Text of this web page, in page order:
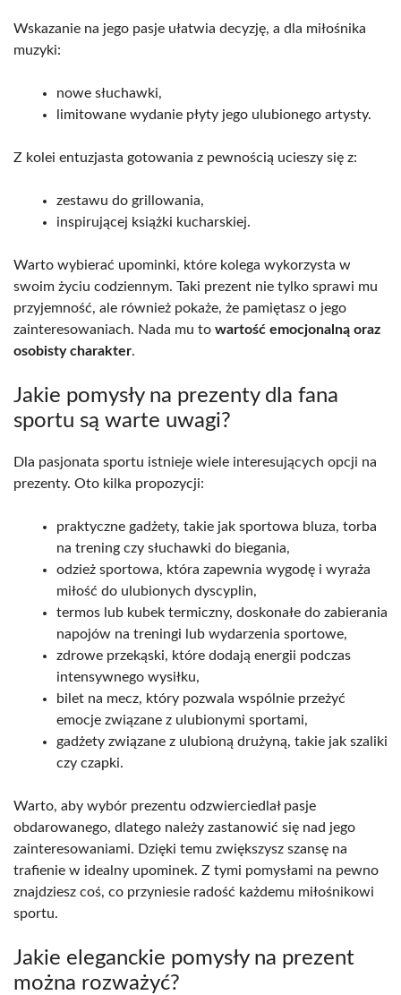
Wskazanie na jego pasje ułatwia decyzję, a dla miłośnika
muzyki:
nowe słuchawki,
limitowane wydanie płyty jego ulubionego artysty.
Z kolei entuzjasta gotowania z pewnością ucieszy się z:
zestawu do grillowania,
inspirującej książki kucharskiej.
Warto wybierać upominki, które kolega wykorzysta w
swoim życiu codziennym. Taki prezent nie tylko sprawi mu
przyjemność, ale również pokaże, że pamiętasz o jego
zainteresowaniach. Nada mu to wartość emocjonalną oraz
osobisty charakter.
Jakie pomysły na prezenty dla fana
sportu są warte uwagi?
Dla pasjonata sportu istnieje wiele interesujących opcji na
prezenty. Oto kilka propozycji:
praktyczne gadżety, takie jak sportowa bluza, torba
na trening czy słuchawki do biegania,
odzież sportowa, która zapewnia wygodę i wyraża
miłość do ulubionych dyscyplin,
termos lub kubek termiczny, doskonałe do zabierania
napojów na treningi lub wydarzenia sportowe,
zdrowe przekąski, które dodają energii podczas
intensywnego wysiłku,
bilet na mecz, który pozwala wspólnie przeżyć
emocje związane z ulubionymi sportami,
gadżety związane z ulubioną drużyną, takie jak szaliki
czy czapki.
Warto, aby wybór prezentu odzwierciedlał pasje
obdarowanego, dlatego należy zastanowić się nad jego
zainteresowaniami. Dzięki temu zwiększysz szansę na
trafienie w idealny upominek. Z tymi pomysłami na pewno
znajdziesz coś, co przyniesie radość każdemu miłośnikowi
sportu.
Jakie eleganckie pomysły na prezent
można rozważyć?